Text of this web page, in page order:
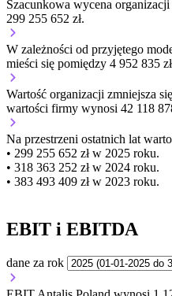
Szacunkowa wycena
299 255 652 zł.
W zależności od przyjętego
mieści się pomiędzy 4 952 835
Wartość organizacji zmniejsza się
wartości firmy wynosi 42 118
Na przestrzeni ostatnich lat
• 299 255 652 zł w 2025 roku.
• 318 363 252 zł w 2024 roku.
• 383 493 409 zł w 2023 roku.
EBIT i EBITDA
dane za rok